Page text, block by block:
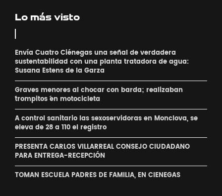
Lo más visto
Envía Cuatro Ciénegas una señal de verdadera
sustentabilidad con una planta tratadora de agua:
Susana Estens de la Garza
Graves menores al chocar con barda; realizaban
´trompitos ´en motocicleta
A control sanitario las sexoservidoras en Monclova, se
eleva de 28 a 110 el registro
PRESENTA CARLOS VILLARREAL CONSEJO CIUDADANO
PARA ENTREGA-RECEPCIÓN
TOMAN ESCUELA PADRES DE FAMILIA, EN CIENEGAS